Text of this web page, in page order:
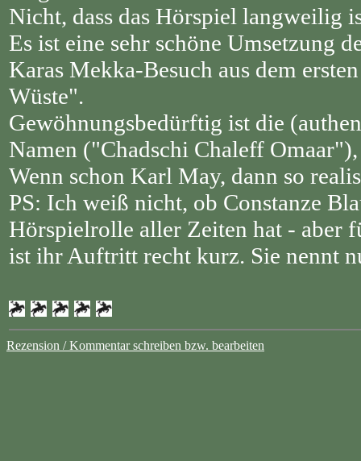
Nicht, dass das Hörspiel langweilig
Es ist eine sehr schöne Umsetzung
Karas Mekka-Besuch aus dem
Wüste".
Gewöhnungsbedürftig ist die
Namen ("Chadschi Chaleff
Wenn schon Karl May, dann so
PS: Ich weiß nicht, ob Constanze
Hörspielrolle aller Zeiten hat - aber
ist ihr Auftritt recht kurz. Sie nennt
Rezension / Kommentar schreiben bzw. bearbeiten